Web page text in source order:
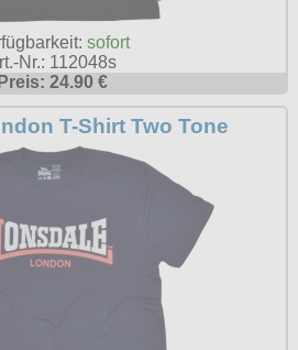
sofort
Nr.: 112048s
Preis: 24.90 €
T-Shirt Two Tone